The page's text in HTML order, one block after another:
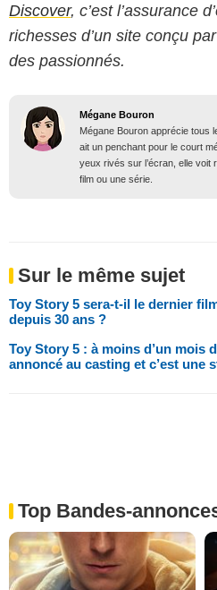
Discover, c’est l’assurance
richesses d’un site conçu
des passionnés.
Mégane Bouron
Mégane Bouron apprécie tous
ait un penchant pour le court
yeux rivés sur l’écran, elle voit
film ou une série.
Sur le même sujet
Toy Story 5 sera-t-il le dernier
depuis 30 ans ?
Toy Story 5 : à moins d’un mois
annoncé au casting et c’est une
Top Bandes-